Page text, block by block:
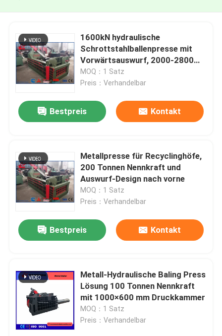
1600kN hydraulische
Schrottstahlballenpresse mit
Vorwärtsauswurf, 2000-2800
kg/h Kapazität, perfekt für die
Schrottrecycling-Industrie
MOQ：1 Satz
Preis：Verhandelbar
Bestpreis Kontakt
Metallpresse für Recyclinghöfe,
200 Tonnen Nennkraft und
Auswurf-Design nach vorne
MOQ：1 Satz
Preis：Verhandelbar
Bestpreis Kontakt
Metall-Hydraulische Baling Press
Lösung 100 Tonnen Nennkraft
mit 1000×600 mm Druckkammer
MOQ：1 Satz
Preis：Verhandelbar